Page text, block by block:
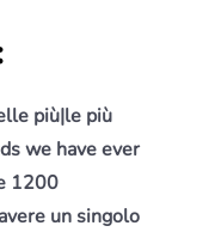
più|le più
we have ever
1200
un singolo